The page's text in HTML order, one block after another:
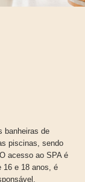
banheiras de
piscinas, sendo
acesso ao SPA é
16 e 18 anos, é